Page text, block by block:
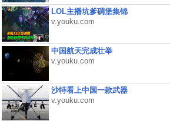
LOL主播坑爹碉堡集锦
v.youku.com
中国航天完成壮举
v.youku.com
沙特看上中国一款武器
v.youku.com